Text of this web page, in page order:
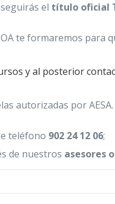
el título oficial
te formaremos para
y al posterior
autorizadas por AESA.
teléfono 902 24 12 06;
de nuestros asesores